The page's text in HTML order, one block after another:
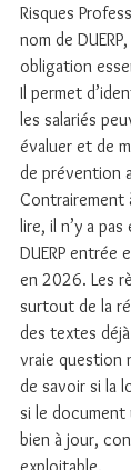
Risques
nom de
obligation
Il permet
les salariés
évaluer et de
de prévention
Contrairement
lire, il n’y a
DUERP entrée
en 2026. Les
surtout de la
des textes
vraie question
de savoir si la
si le document
bien à jour,